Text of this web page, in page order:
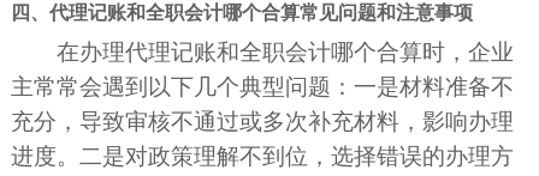
四、代理记账和全职会计哪个合算常见问题和注意事项
在办理代理记账和全职会计哪个合算时，企业
主常常会遇到以下几个典型问题：一是材料准备不
充分，导致审核不通过或多次补充材料，影响办理
进度。二是对政策理解不到位，选择错误的办理方